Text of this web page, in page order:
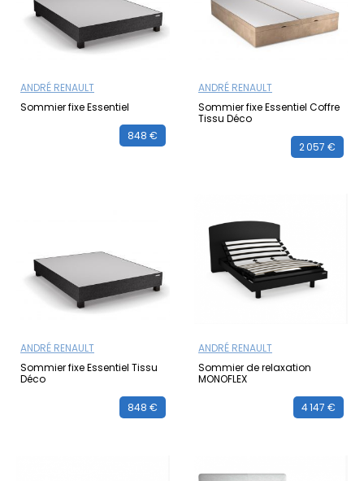
ANDRÉ RENAULT
Sommier fixe Essentiel
848 €
ANDRÉ RENAULT
Sommier fixe Essentiel Coffre
Tissu Déco
2 057 €
ANDRÉ RENAULT
Sommier fixe Essentiel Tissu
Déco
848 €
ANDRÉ RENAULT
Sommier de relaxation
MONOFLEX
4 147 €